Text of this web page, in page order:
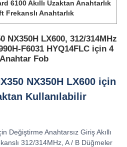
6100 Akıllı Uzaktan Anahtarlık
Frekanslı Anahtarlık
NX350H LX600, 312/314MHz
F6031 HYQ14FLC için 4
Fob
NX350H LX600 için
Kullanılabilir
Değiştirme Anahtarsız Giriş Akıllı
312/314MHz, A / B Düğmeler